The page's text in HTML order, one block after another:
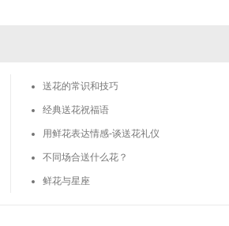
送花的常识和技巧
经典送花祝福语
用鲜花表达情感-谈送花礼仪
不同场合送什么花？
鲜花与星座